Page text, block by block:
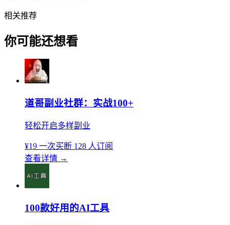
相关推荐
你可能还想看
道哥副业社群：实战100+
轻松开启多样副业
¥19 一次买断 128 人订阅
查看详情 →
100款好用的AI工具